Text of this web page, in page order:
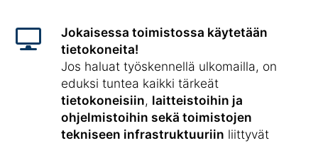
Jokaisessa toimistossa käytetään
tietokoneita!
Jos haluat työskennellä ulkomailla, on
eduksi tuntea kaikki tärkeät
tietokoneisiin, laitteistoihin ja
ohjelmistoihin sekä toimistojen
tekniseen infrastruktuuriin liittyvät